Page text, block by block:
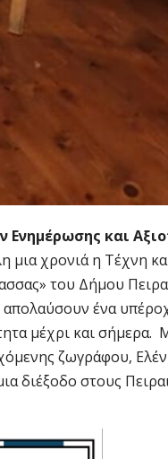
και
μια χρονιά η Τέχνη
του Δήμου
ένα
μέχρι και
ζωγράφου,
διέξοδο στους